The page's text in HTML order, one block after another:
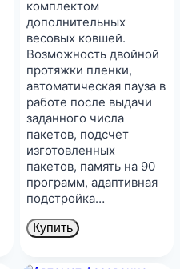
комплектом
дополнительных
весовых ковшей.
Возможность двойной
протяжки пленки,
автоматическая пауза в
работе после выдачи
заданного числа
пакетов, подсчет
изготовленных
пакетов, память на 90
программ, адаптивная
подстройка…
Купить